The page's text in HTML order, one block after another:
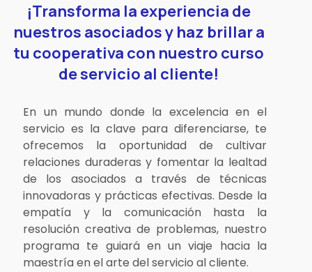
¡Transforma la experiencia de
nuestros asociados y haz brillar a
tu cooperativa con nuestro curso
de servicio al cliente!
En un mundo donde la excelencia en el
servicio es la clave para diferenciarse, te
ofrecemos la oportunidad de cultivar
relaciones duraderas y fomentar la lealtad
de los asociados a través de técnicas
innovadoras y prácticas efectivas. Desde la
empatía y la comunicación hasta la
resolución creativa de problemas, nuestro
programa te guiará en un viaje hacia la
maestría en el arte del servicio al cliente.